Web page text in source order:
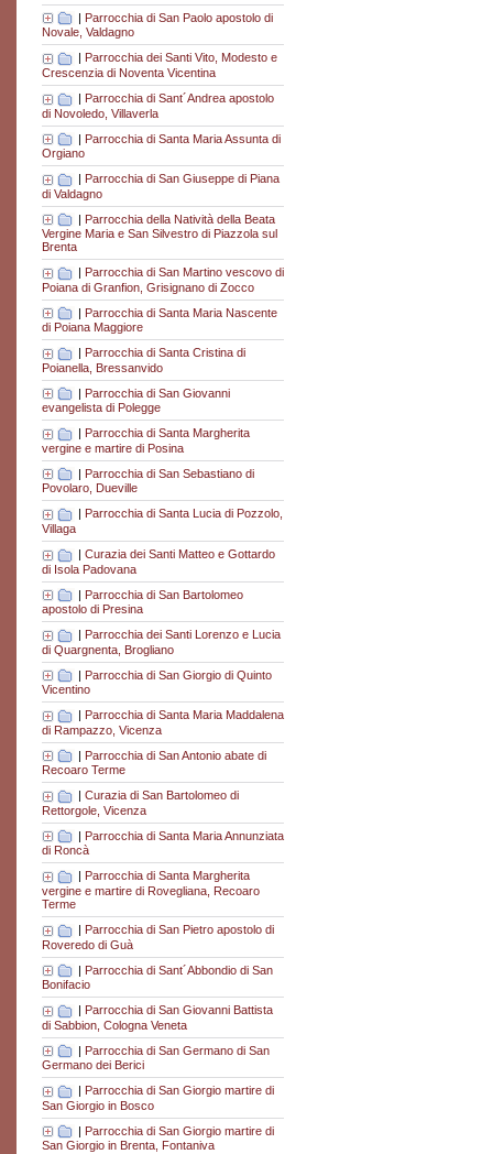
| Parrocchia di San Paolo apostolo di
Novale, Valdagno
Parrocchia dei Santi Vito, Modesto e
Crescenzia di Noventa Vicentina
| Parrocchia di Sant´Andrea apostolo
di Novoledo, Villaverla
| Parrocchia di Santa Maria Assunta di
Orgiano
| Parrocchia di San Giuseppe di Piana
di Valdagno
| Parrocchia della Natività della Beata
Vergine Maria e San Silvestro di Piazzola sul
Brenta
Parrocchia di San Martino vescovo di
Poiana di Granfion, Grisignano di Zocco
| Parrocchia di Santa Maria Nascente
di Poiana Maggiore
Parrocchia di Santa Cristina di
Poianella, Bressanvido
| Parrocchia di San Giovanni
evangelista di Polegge
Parrocchia di Santa Margherita
vergine e martire di Posina
| Parrocchia di San Sebastiano di
Povolaro, Dueville
Parrocchia di Santa Lucia di Pozzolo,
Villaga
| Curazia dei Santi Matteo e Gottardo
di Isola Padovana
| Parrocchia di San Bartolomeo
apostolo di Presina
| Parrocchia dei Santi Lorenzo e Lucia
di Quargnenta, Brogliano
| Parrocchia di San Giorgio di Quinto
Vicentino
Parrocchia di Santa Maria Maddalena
di Rampazzo, Vicenza
| Parrocchia di San Antonio abate di
Recoaro Terme
Curazia di San Bartolomeo di
Rettorgole, Vicenza
| Parrocchia di Santa Maria Annunziata
di Roncà
Parrocchia di Santa Margherita
vergine e martire di Rovegliana, Recoaro
Terme
| Parrocchia di San Pietro apostolo di
Roveredo di Guà
| Parrocchia di Sant´Abbondio di San
Bonifacio
| Parrocchia di San Giovanni Battista
di Sabbion, Cologna Veneta
| Parrocchia di San Germano di San
Germano dei Berici
| Parrocchia di San Giorgio martire di
San Giorgio in Bosco
| Parrocchia di San Giorgio martire di
San Giorgio in Brenta, Fontaniva